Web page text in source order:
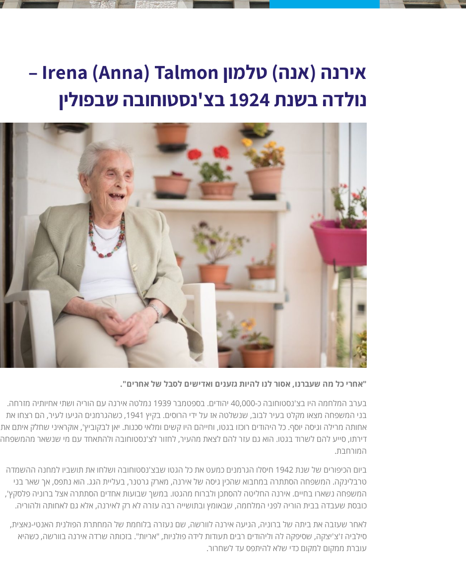
אירנה (אנה) טלמון Irena (Anna) Talmon –
נולדה בשנת 1924 בצ'נסטוחובה שבפולין
"אחרי כל מה שעברנו, אסור לנו להיות גזענים ואדישים לסבל של אחרים".
בערב המלחמה היו בצ'נסטוחובה כ-40,000 יהודים. בספטמבר 1939 נמלטה אירנה עם הוריה ושתי אחיותיה מזרחה.
בני המשפחה מצאו מקלט בעיר לבוב, שנשלטה אז על ידי הרוסים. בקיץ 1941, כשהגרמנים הגיעו לעיר, הם רצחו את
אחותה מרילה וגיסה יוסף. כל היהודים רוכזו בגטו, וחייהם היו קשים ומלאי סכנות. יאן לבקוביץ', אוקראיני שחלק איתם את
דירתו, סייע להם לשרוד בגטו. הוא גם עזר להם לצאת מהעיר, לחזור לצ'נסטוחובה ולהתאחד עם מי שנשאר מהמשפחה
המורחבת.
ביום הכיפורים של שנת 1942 חיסלו הגרמנים כמעט את כל הגטו שבצ'נסטוחובה ושלחו את תושביו למחנה ההשמדה
טרבלינקה. המשפחה הסתתרה במחבוא שהכין גיסה של אירנה, מארק גרטנר, בעליית הגג. הוא נתפס, אך שאר בני
המשפחה נשארו בחיים. אירנה החליטה להסתכן ולברוח מהגטו. במשך שבועות אחדים הסתתרה אצל ברוניה פלסקץ',
כובסת שעבדה בבית הוריה לפני המלחמה, שבאומץ ובתושייה רבה עזרה לא רק לאירנה, אלא גם לאחותה ולהוריה.
לאחר שעזבה את ביתה של ברוניה, הגיעה אירנה לוורשה, שם נעזרה בלוחמת של המחתרת הפולנית האנטי-נאצית,
סילביה ז'צ'יצקה, שסיפקה לה וליהודים רבים תעודות לידה פולניות, "אריות". בזכותה שרדה אירנה בוורשה, כשהיא
עוברת ממקום למקום כדי שלא להיתפס עד לשחרור.